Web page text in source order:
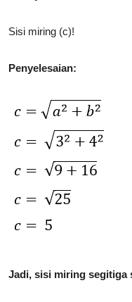
Sisi miring (c)!
Penyelesaian:
Jadi, sisi miring segitiga